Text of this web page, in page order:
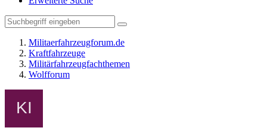
Militaerfahrzeugforum.de
Kraftfahrzeuge
Militärfahrzeugfachthemen
Wolfforum